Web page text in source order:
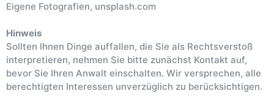
Eigene Fotografien, unsplash.com
Hinweis
Sollten Ihnen Dinge auffallen, die Sie als Rechtsverstoß
interpretieren, nehmen Sie bitte zunächst Kontakt auf,
bevor Sie Ihren Anwalt einschalten. Wir versprechen, alle
berechtigten Interessen unverzüglich zu berücksichtigen.